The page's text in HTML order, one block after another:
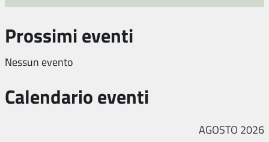
Prossimi eventi
Nessun evento
Calendario eventi
AGOSTO 2026